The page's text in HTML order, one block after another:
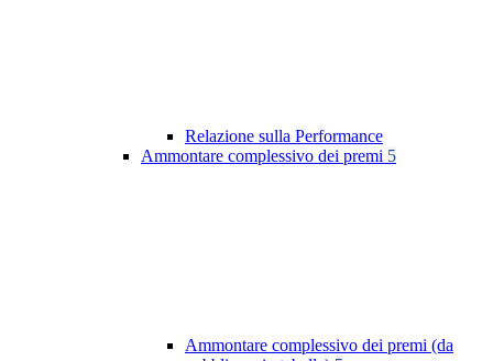
Relazione sulla Performance
Ammontare complessivo dei premi 5
Ammontare complessivo dei premi (da